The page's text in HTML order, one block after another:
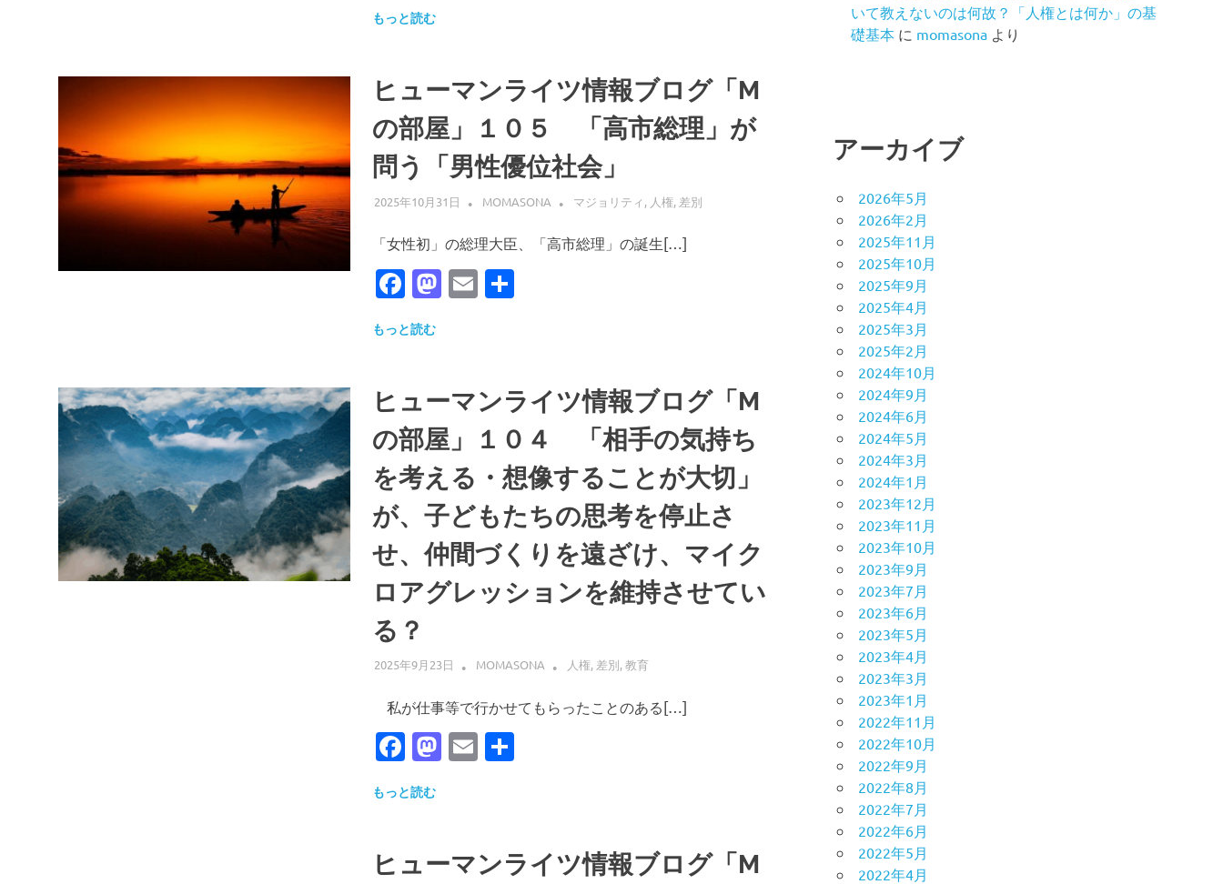
もっと読む
ヒューマンライツ情報ブログ「M
の部屋」１０５ 「高市総理」が
問う「男性優位社会」
2025年10月31日 MOMASONA マジョリティ , 人権, 差別
「女性初」の総理大臣、「高市総理」の誕生[…]
Facebook
Mastodon
Email
共
もっと読む
ヒューマンライツ情報ブログ「M
の部屋」１０４ 「相手の気持ち
を考える・想像することが大切」
が、子どもたちの思考を停止さ
せ、仲間づくりを遠ざけ、マイク
ロアグレッションを維持させてい
る？
2025年9月23日 MOMASONA 人権, 差別,教育
私が仕事等で行かせてもらったことのある[…]
Facebook
Mastodon
Email
共
もっと読む
ヒューマンライツ情報ブログ「M
いて教えないのは何故？「人権とは何か」の基
礎基本 に momasona より
アーカイブ
2026年5月
2026年2月
2025年11月
2025年10月
2025年9月
2025年4月
2025年3月
2025年2月
2024年10月
2024年9月
2024年6月
2024年5月
2024年3月
2024年1月
2023年12月
2023年11月
2023年10月
2023年9月
2023年7月
2023年6月
2023年5月
2023年4月
2023年3月
2023年1月
2022年11月
2022年10月
2022年9月
2022年8月
2022年7月
2022年6月
2022年5月
2022年4月